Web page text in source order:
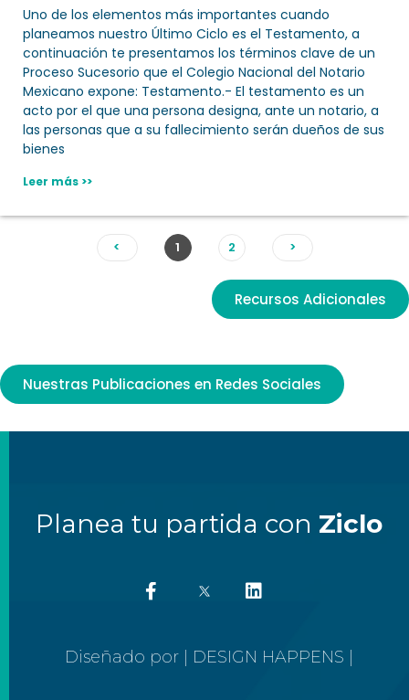
Uno de los elementos más importantes cuando
planeamos nuestro Último Ciclo es el Testamento, a
continuación te presentamos los términos clave de un
Proceso Sucesorio que el Colegio Nacional del Notario
Mexicano expone: Testamento.- El testamento es un
acto por el que una persona designa, ante un notario, a
las personas que a su fallecimiento serán dueños de sus
bienes
Leer más >>
< 1 2 >
Recursos Adicionales
Nuestras Publicaciones en Redes Sociales
Planea tu partida con Ziclo
Diseñado por | DESIGN HAPPENS |